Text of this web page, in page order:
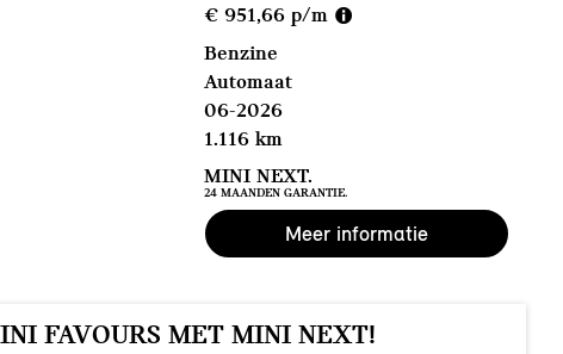
€ 951,66 p/m
Benzine
Automaat
06-2026
1.116 km
MINI NEXT.
24 MAANDEN GARANTIE.
Meer informatie
FAVOURS MET MINI NEXT!